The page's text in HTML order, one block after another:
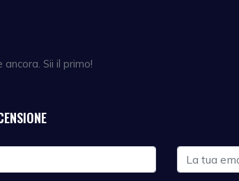
Sii il primo!